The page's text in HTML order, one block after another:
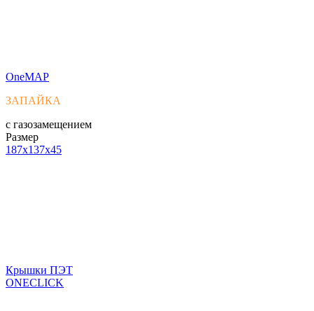
OneMAP
ЗАПАЙКА
с газозамещением
Размер
187x137x45
Крышки ПЭТ
ONECLICK